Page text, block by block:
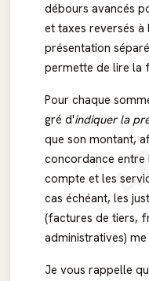
débours avancés
et taxes reversés
présentation
permette de lire la
Pour chaque
gré d'indiquer la
que son montant,
concordance
compte et les
cas échéant, les
(factures de tiers,
administratives)
Je vous rappelle